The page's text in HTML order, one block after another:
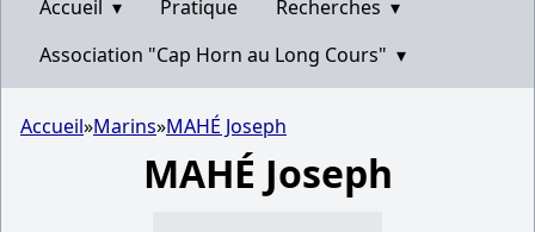
Accueil ▾ Pratique Recherches ▾
Association "Cap Horn au Long Cours" ▾
Accueil»Marins»MAHÉ Joseph
MAHÉ Joseph